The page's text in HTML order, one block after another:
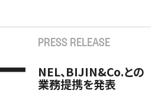
PRESS RELEASE
NEL、BIJIN&Co.との
業務提携を発表